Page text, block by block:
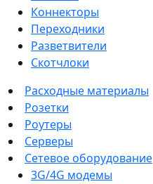
Коннекторы
Переходники
Разветвители
Скотчлоки
Расходные материалы
Розетки
Роутеры
Серверы
Сетевое оборудование
3G/4G модемы